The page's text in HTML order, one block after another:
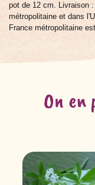
pot de 12 cm. Livraison
métropolitaine et dans
France métropolitaine
On